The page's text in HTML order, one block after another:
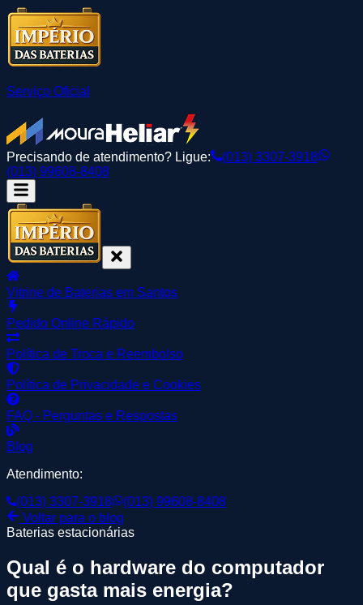
Serviço Oficial
Precisando de atendimento? Ligue:
(013) 3307-3918
(013) 99608-8408
Vitrine de Baterias em Santos
Pedido Online Rápido
Política de Troca e Reembolso
Política de Privacidade e Cookies
FAQ - Perguntas e Respostas
Blog
Atendimento:
(013) 3307-3918
(013) 99608-8408
Voltar para o blog
Baterias estacionárias
Qual é o hardware do computador
que gasta mais energia?